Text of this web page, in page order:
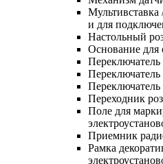
Мультивставка
и для
Настольный
Основание для
Переключатель
Переходник
Поле для
Приемник
Рамка